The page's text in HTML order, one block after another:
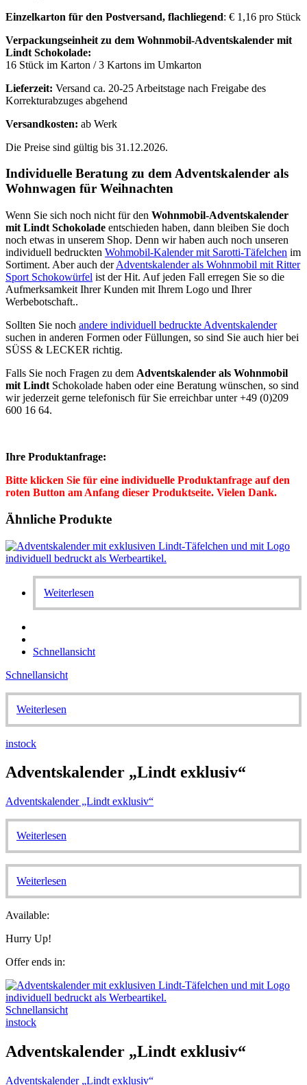
Einzelkarton für den Postversand, flachliegend: € 1,16 pro Stück
Verpackungseinheit zu dem Wohnmobil-Adventskalender mit
Lindt Schokolade:
16 Stück im Karton / 3 Kartons im Umkarton
Lieferzeit: Versand ca. 20-25 Arbeitstage nach Freigabe des
Korrekturabzuges abgehend
Versandkosten: ab Werk
Die Preise sind gültig bis 31.12.2026.
Individuelle Beratung zu dem Adventskalender als
Wohnwagen für Weihnachten
Wenn Sie sich noch nicht für den Wohnmobil-Adventskalender
mit Lindt Schokolade entschieden haben, dann bleiben Sie doch
noch etwas in unserem Shop. Denn wir haben auch noch unseren
individuell bedruckten Wohmobil-Kalender mit Sarotti-Täfelchen im
Sortiment. Aber auch derAdventskalender als Wohnmobil mit Ritter
Sport Schokowürfel ist der Hit. Auf jeden Fall erregen Sie so die
Aufmerksamkeit Ihrer Kunden mit Ihrem Logo und Ihrer
Werbebotschaft..
Sollten Sie noch andere individuell bedruckte Adventskalender
suchen in anderen Formen oder Füllungen, so sind Sie auch hier bei
SÜSS & LECKER richtig.
Falls Sie noch Fragen zu dem Adventskalender als Wohnmobil
mit Lindt Schokolade haben oder eine Beratung wünschen, so sind
wir jederzeit gerne telefonisch für Sie erreichbar unter +49 (0)209
600 16 64.
Ihre Produktanfrage:
Bitte klicken Sie für eine individuelle Produktanfrage auf den
roten Button am Anfang dieser Produktseite. Vielen Dank.
Ähnliche Produkte
Weiterlesen
Schnellansicht
Schnellansicht
Weiterlesen
instock
Adventskalender „Lindt exklusiv“
Adventskalender „Lindt exklusiv“
Weiterlesen
Weiterlesen
Available:
Hurry Up!
Offer ends in:
Schnellansicht
instock
Adventskalender „Lindt exklusiv“
Adventskalender „Lindt exklusiv“